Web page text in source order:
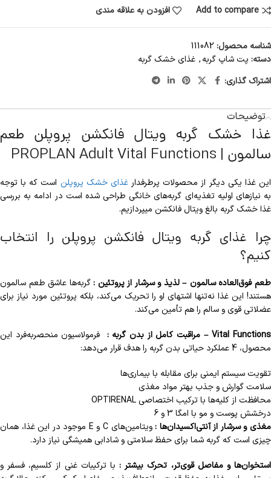
Add to compare
افزودن به علاقه مندی
شناسه محصول: 111082
دسته: پت شاپ گربه, غذای خشک گربه
اشتراک گذاری:
توضیحات
غذا خشک گربه ویتال فانکشن پروپلن طعم
سالمون | PROPLAN Adult Vital Functions
این غذا یکی دیگر از محصولات پر‌طرفدارغذای خشک پروپلن است که با توجه
به نیاز‌های اولیه تغذیه‌ای گربه‌های خانگی طراحی شده است در ادامه به بررسی
غذا خشک گربه بالغ ویتال فانکشن میپردازیم.
چرا غذای گربه ویتال فانکشن پروپلن را انتخاب
کنیم؟
طعم فوق‌العاده سالمون – لذیذ و سرشار از پروتئین :گربه‌ها عاشق طعم سالمون
هستند! این غذا نه‌تنها اشتهای او را تحریک می‌کند، بلکه پروتئین مورد نیاز برای
عضلاتی قوی و سالم را هم تأمین می‌کند.
Vital Functions – مراقبت کامل از بدن گربه :
فرمولاسیون منحصر‌به‌فرد این
محصول، 4 عملکرد حیاتی بدن گربه را هدف قرار می‌دهد:
تقویت سیستم ایمنی برای مقابله با بیماری‌ها
سلامت گوارش و جذب بهتر مواد مغذی
محافظت از کلیه‌ها با ترکیب اختصاصی OPTIRENAL
درخشش پوست و مو با امگا 3 و 6
مغذی و سرشار از آنتی‌اکسیدان‌ها :
ویتامین‌های C و E موجود در این غذا، همان
چیزی است که گربه شما برای حفظ سلامتی و شادابی همیشگی نیاز دارد.
استخوان‌ها و مفاصل قوی‌تر، تحرک بیشتر :با ترکیبات غنی از کلسیم، فسفر و